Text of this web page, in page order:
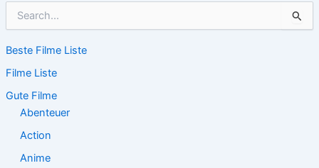
h
n
n
Beste Filme Liste
Filme Liste
Gute Filme
Abenteuer
Action
Anime